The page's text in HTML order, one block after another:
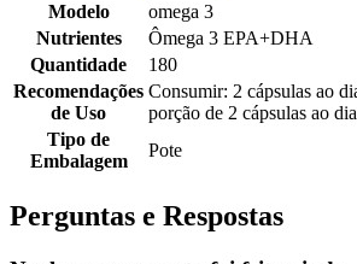
Modelo
omega 3
Nutrientes
Ômega 3 EPA+DHA
Quantidade
180
Recomendações
de Uso
Consumir: 2 cápsulas ao
porção de 2 cápsulas ao
Tipo de
Embalagem
Pote
Perguntas e Respostas